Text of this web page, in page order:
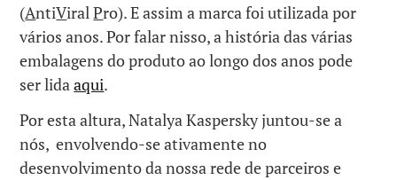
(AntiViralPro). E assim a marca foi utilizada por
vários anos. Por falar nisso, a história das várias
embalagens do produto ao longo dos anos pode
ser lidaaqui.
Por esta altura, Natalya Kaspersky juntou-se a
nós, envolvendo-se ativamente no
desenvolvimento da nossa rede de parceiros e